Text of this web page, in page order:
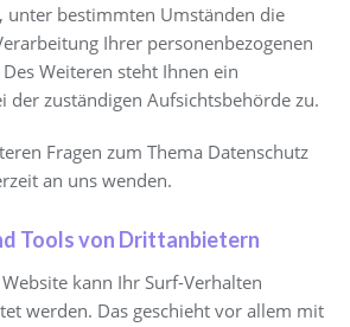
unter bestimmten Umständen die
Ihrer personenbezogenen
Weiteren steht Ihnen ein
der zuständigen Aufsichtsbehörde zu.
Fragen zum Thema Datenschutz
an uns wenden.
Tools von Dritt­anbietern
kann Ihr Surf-Verhalten
werden. Das geschieht vor allem mit